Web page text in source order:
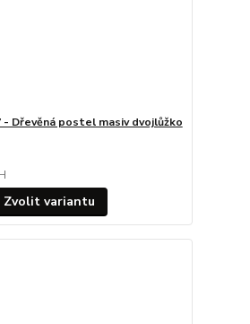
- Dřevěná postel masiv dvojlůžko
Zvolit variantu